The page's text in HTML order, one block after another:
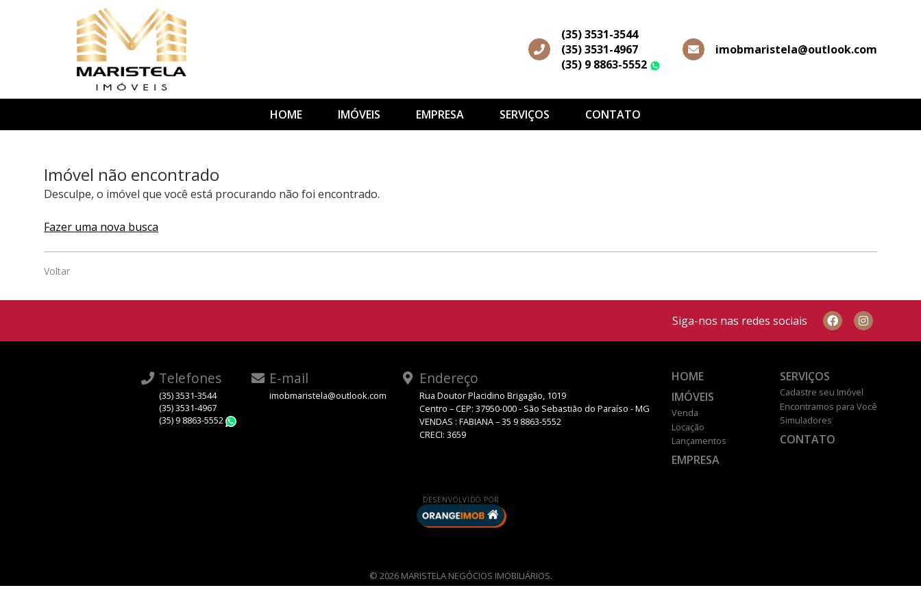
(35) 3531-3544
(35) 3531-4967
(35) 9 8863-5552
imobmaristela@outlook.com
HOME IMÓVEIS EMPRESA SERVIÇOS CONTATO
Imóvel não encontrado
Desculpe, o imóvel que você está procurando não foi encontrado.
Fazer uma nova busca
Voltar
Siga-nos nas redes sociais
Telefones
(35) 3531-3544
(35) 3531-4967
(35) 9 8863-5552
E-mail
imobmaristela@outlook.com
Endereço
Rua Doutor Placidino Brigagão, 1019
Centro – CEP: 37950-000 - São Sebastião do Paraíso - MG
VENDAS : FABIANA – 35 9 8863-5552
CRECI: 3659
HOME
IMÓVEIS
Venda
Locação
Lançamentos
EMPRESA
SERVIÇOS
Cadastre seu Imóvel
Encontramos para Você
Simuladores
CONTATO
DESENVOLVIDO POR
© 2026 MARISTELA NEGÓCIOS IMOBILIÁRIOS.